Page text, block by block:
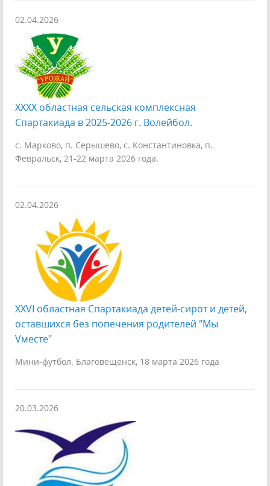
02.04.2026
XXXX областная сельская комплексная
Спартакиада в 2025-2026 г. Волейбол.
с. Марково, п. Серышево, с. Константиновка, п.
Февральск, 21-22 марта 2026 года.
02.04.2026
XXVI областная Спартакиада детей-сирот и детей,
оставшихся без попечения родителей "Мы
Vместе"
Мини-футбол. Благовещенск, 18 марта 2026 года
20.03.2026